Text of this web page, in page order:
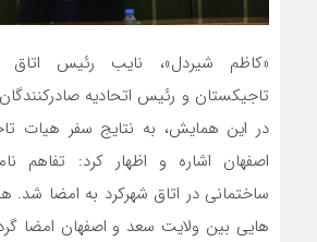
«کاظم شیردل»، نایب رئیس
تاجیکستان و رئیس اتحادیه
در این همایش، به نتایج سفر هیات
اصفهان اشاره و اظهار کرد: تفاهم
ساختمانی در اتاق شهرکرد به امضا شد.
هایی بین ولایت سعد و اصفهان امضا